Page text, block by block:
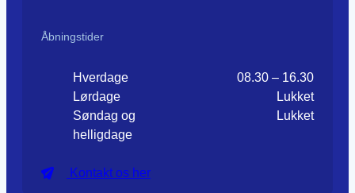
Åbningstider
Hverdage
08.30 – 16.30
Lørdage
Lukket
Søndag og
helligdage
Lukket
Kontakt os her